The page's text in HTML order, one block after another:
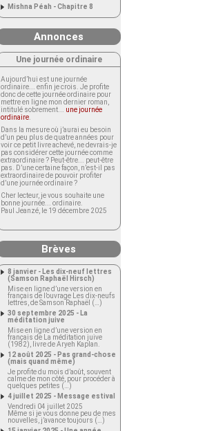
Mishna Péah - Chapitre 8
Annonces
Une journée ordinaire
Aujourd’hui est une journée
ordinaire... enfin je crois. Je profite
donc de cette journée ordinaire pour
mettre en ligne mon dernier roman,
intitulé sobrement... une journée
ordinaire
Dans la mesure où j’aurai eu besoin
d’un peu plus de quatre années pour
voir ce petit livre achevé, ne devrais-je
pas considérer cette journée comme
extraordinaire ? Peut-être... peut-être
pas. D’une certaine façon, n’est-il pas
extraordinaire de pouvoir profiter
d’une journée ordinaire ?
Cher lecteur, je vous souhaite une
bonne journée... ordinaire.
Paul Jeanzé, le 19 décembre 2025
Brèves
8 janvier - Les dix-neuf lettres
(Samson Raphaël Hirsch)
Mise en ligne d’une version en
français de l’ouvrage Les dix-neufs
lettres, de Samson Raphaël (…)
30 septembre 2025 - La
méditation juive
Mise en ligne d’une version en
français de La méditation juive
(1982), livre de Aryeh Kaplan.
12 août 2025 - Pas grand-chose
(mais quand même)
Je profite du mois d’août, souvent
calme de mon côté, pour procéder à
quelques petites (…)
4 juillet 2025 - Message estival
Vendredi 04 juillet 2025
Même si je vous donne peu de mes
nouvelles, j’avance toujours (…)